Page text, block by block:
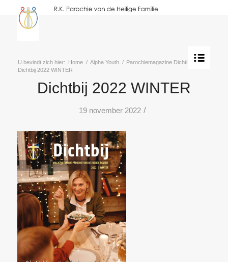
U bevindt zich hier: Home / Alpha Youth / Parochiemagazine Dichtbij
/
Dichtbij 2022 WINTER
Dichtbij 2022 WINTER
19 november 2022 /